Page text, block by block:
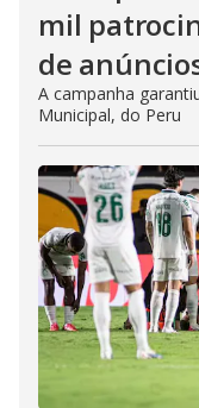
mil
de
A campanha
Municipal, do Peru